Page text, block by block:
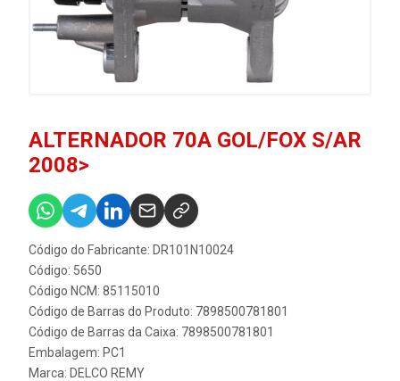
ALTERNADOR 70A GOL/FOX S/AR
2008>
Código do Fabricante: DR101N10024
Código: 5650
Código NCM: 85115010
Código de Barras do Produto: 7898500781801
Código de Barras da Caixa: 7898500781801
Embalagem: PC1
Marca: DELCO REMY